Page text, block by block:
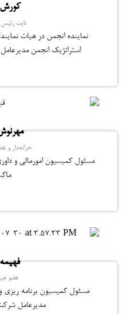
کورش
نایب
نماینده انجمن در هیات
استراتژیک انجمن
خزانه‌دار و
مسئول کمیسیون امورمالی و
عضو
مسئول کمیسیون برنامه
مدیرعامل